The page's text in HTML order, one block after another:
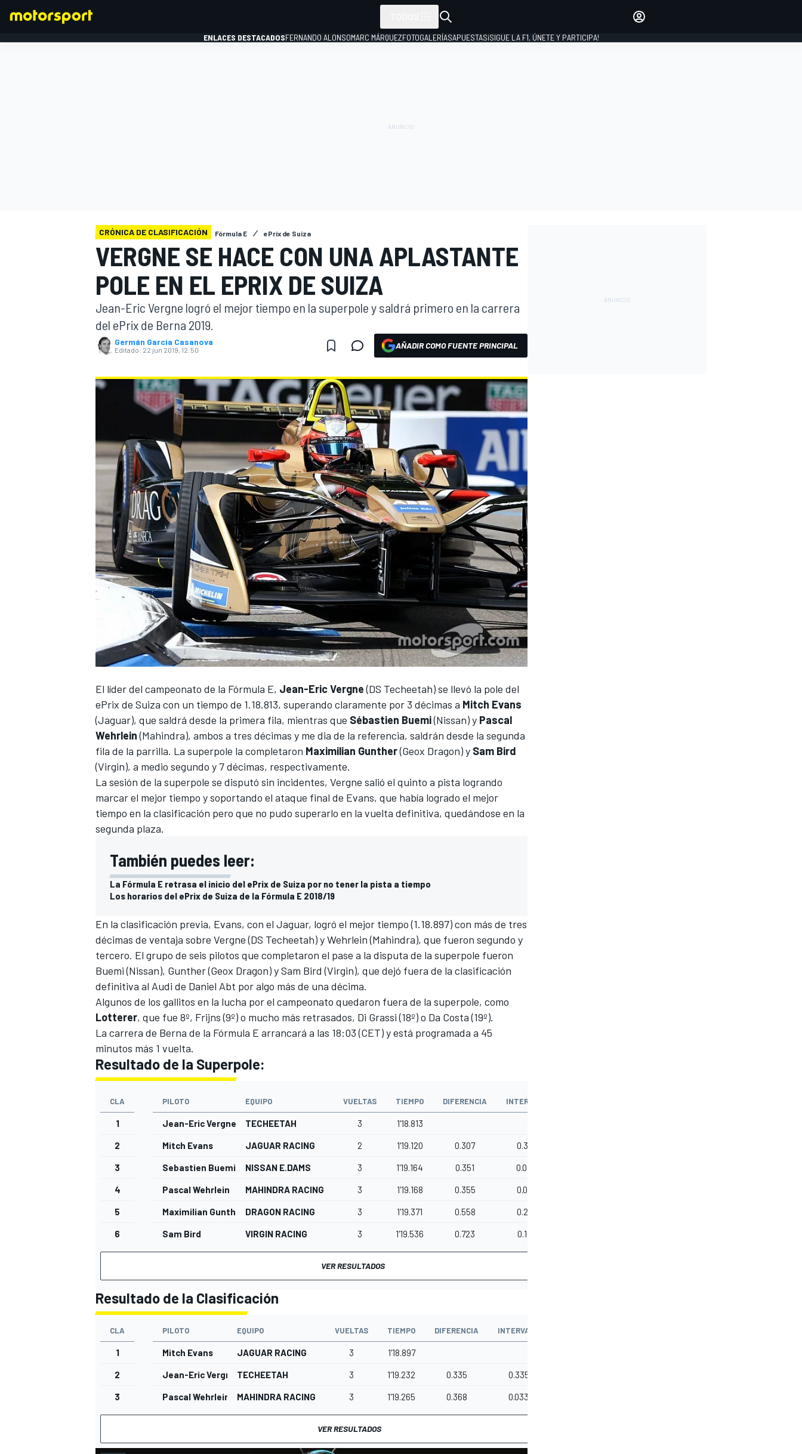
FÓRMULA E
ENLACES DESTACADOSFERNANDO ALONSOMARC MÁRQUEZFOTOGALERÍASAPUESTAS¡SIGUE LA F1, ÚNETE Y PARTICIPA!
CRÓNICA DE CLASIFICACIÓN Fórmula E ePrix de Suiza
VERGNE SE HACE CON UNA APLASTANTE
POLE EN EL EPRIX DE SUIZA
Jean-Eric Vergne logró el mejor tiempo en la superpole y saldrá primero en la carrera
del ePrix de Berna 2019.
Germán Garcia Casanova
Editado: 22 jun 2019, 12:50 AÑADIR COMO FUENTE PRINCIPAL
El líder del campeonato de la Fórmula E, Jean-Eric Vergne(DS Techeetah) se llevó la pole del
ePrix de Suiza con un tiempo de 1.18.813, superando claramente por 3 décimas a Mitch Evans
(Jaguar), que saldrá desde la primera fila, mientras que Sébastien Buemi(Nissan) y Pascal
Wehrlein(Mahindra), ambos a tres décimas y me dia de la referencia, saldrán desde la segunda
fila de la parrilla. La superpole la completaron Maximilian Gunther(Geox Dragon) y Sam Bird
(Virgin), a medio segundo y 7 décimas, respectivamente.
La sesión de la superpole se disputó sin incidentes, Vergne salió el quinto a pista logrando
marcar el mejor tiempo y soportando el ataque final de Evans, que había logrado el mejor
tiempo en la clasificación pero que no pudo superarlo en la vuelta definitiva, quedándose en la
segunda plaza.
También puedes leer:
La Fórmula E retrasa el inicio del ePrix de Suiza por no tener la pista a tiempo
Los horarios del ePrix de Suiza de la Fórmula E 2018/19
En la clasificación previa, Evans, con el Jaguar, logró el mejor tiempo (1.18.897) con más de tres
décimas de ventaja sobre Vergne (DS Techeetah) y Wehrlein (Mahindra), que fueron segundo y
tercero. El grupo de seis pilotos que completaron el pase a la disputa de la superpole fueron
Buemi (Nissan), Gunther (Geox Dragon) y Sam Bird (Virgin), que dejó fuera de la clasificación
definitiva al Audi de Daniel Abt por algo más de una décima.
Algunos de los gallitos en la lucha por el campeonato quedaron fuera de la superpole, como
Lotterer, que fue 8º, Frijns (9º) o mucho más retrasados, Di Grassi (18º) o Da Costa (19º).
La carrera de Berna de la Fórmula E arrancará a las 18:03 (CET) y está programada a 45
minutos más 1 vuelta.
Resultado de la Superpole:
CLA PILOTO EQUIPO VUELTAS TIEMPO DIFERENCIA INTERVALO
1 Jean-Eric Vergne TECHEETAH 3 1'18.813
2 Mitch Evans JAGUAR RACING 2 1'19.120 0.307 0.307
3 Sebastien Buemi NISSAN E.DAMS 3 1'19.164 0.351 0.044
4 Pascal Wehrlein MAHINDRA RACING 3 1'19.168 0.355 0.004
5 Maximilian Gunther DRAGON RACING 3 1'19.371 0.558 0.203
6 Sam Bird VIRGIN RACING 3 1'19.536 0.723 0.165
VER RESULTADOS
Resultado de la Clasificación
CLA PILOTO EQUIPO VUELTAS TIEMPO DIFERENCIA INTERVALO
1 Mitch Evans JAGUAR RACING 3 1'18.897
2 Jean-Eric Vergne TECHEETAH 3 1'19.232 0.335 0.335
3 Pascal Wehrlein MAHINDRA RACING 3 1'19.265 0.368 0.033
VER RESULTADOS